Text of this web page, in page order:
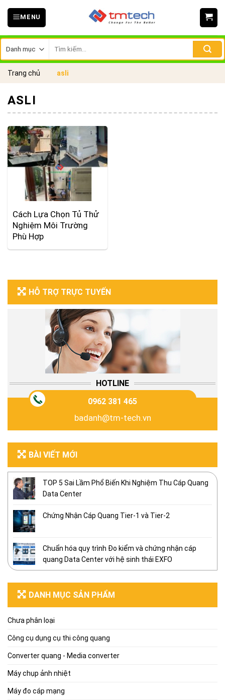
Skip
MENU
kiếm:
Trang chủ asli
HỖ TRỢ TRỰC TUYẾN
HOTLINE
0962 381 465
badanh@tm-tech.vn
BÀI VIẾT MỚI
TOP 5 Sai Lầm Phổ Biến Khi Nghiệm Thu Cáp Quang
Data Center
Chứng Nhận Cáp Quang Tier-1 và Tier-2
Chuẩn hóa quy trình Đo kiểm và chứng nhận cáp
quang Data Center với hệ sinh thái EXFO
DANH MỤC SẢN PHẨM
Chưa phân loại
Công cụ dụng cụ thi công quang
Converter quang - Media converter
Máy chụp ảnh nhiệt
Máy đo cáp mạng
ASLI
Cách Lựa Chọn Tủ Thử
Nghiệm Môi Trường
Phù Hợp